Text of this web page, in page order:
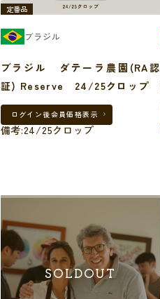
定番品
ブラジル
ブラジル ダテーラ農園(RA認
証) Reserve 24/25クロップ
ログイン後会員価格表示
備考:24/25クロップ
SOLDOUT